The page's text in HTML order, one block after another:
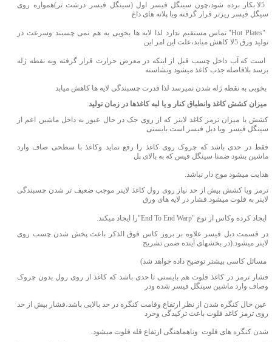
5لا بکار برده شود،چون سینگل فیسر اول (سینگل فیسر درشت تر)همواره روی
سیگل فیسر ریزتر قرار گرفته وبا پلاته های داغ
"
Hot Plates" تماس مستقیم ندارد لذا لایه ها بخوبی به هم نمی چسبند وسرعت در
تولید ورق 5لا کاهش میابد،علت این امر این
است که آب داخل چسب قبل از اینکه در معرض حرارت قرار گرفته وبه نقطه ژله
برسد بلافاصله جذب کاغذ میشود ونشاسته
بخوبی به نقطه ژله شدن نمیرسد لذا قدرت چسبندگی لایه ها کاهش میابد
میزان کشش کاغذ وانطباق کنار و یا لبه کاغذها در زمان تولید:
کشش یا میزان ترمز کاغذ لاینر که از روی جک در حال عبور به داخل ماشین اعم از
سینگل فیسر ویا دبل فیسر است بایستی
فقط در حدی باشد که چروک روی کاغذ را رفع نماید وکاغذ با سطحی صاف وارد
ماشین بشود ضمنا سینگل فیس که به بالای پل
هدایت میشود موج دار نباشد.
ترمز ویا کشش بیش از حد نیاز روی رول کاغذ لاینر موجب ضعیف تر شدن چسبندگی
لاینر به فلوت میشود.فشار در لایه های ورق
ایجاد کرده وکاس از نوع "End To End Warp"را ایجاد میکند.
در قسمت دبل فیسر علاوه بر بروز کاس فوق الذکر باعث پخش شدن چسب روی
لاینر میشود.(در بخشهای آینده ضمن تشریح
مسائل کاسی بیشتر توضیح داده خواهد شد)
فشار ترمز در کاغذ فلوت هم بایستی تا حدی باشد که کاغذ از روی رول بدون چروک
وصاف وارد ماشین سینگل فیسر شده ودر
عین حال کنگره شدن از نظر ارتفاع وقامت کنگره در حد بالایی باشد،فشار بیش از حد
روی ترمز کاغذ فلوت باعث ترکیدگی وخرد
شدن کنگره های فلوت وناهماهنگی ارتفاع قله فلوت میشود.